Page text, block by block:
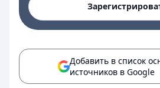
Добавить в список
источников в Google